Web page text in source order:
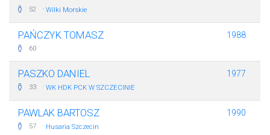
52 · Wilki Morskie
PAŃCZYK TOMASZ
60
1988
PASZKO DANIEL
33 · WK HDK PCK W SZCZECINIE
1977
PAWLAK BARTOSZ
57 · Husaria Szczecin
1990